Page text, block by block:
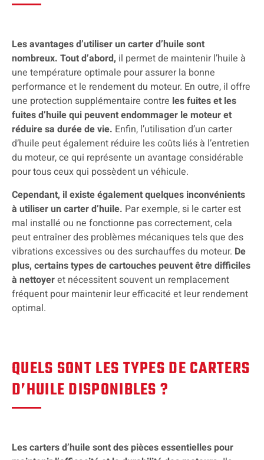
Les avantages d’utiliser un carter d’huile sont
nombreux. Tout d’abord, il permet de maintenir l’huile à
une température optimale pour assurer la bonne
performance et le rendement du moteur. En outre, il offre
une protection supplémentaire contre les fuites et les
fuites d’huile qui peuvent endommager le moteur et
réduire sa durée de vie. Enfin, l’utilisation d’un carter
d’huile peut également réduire les coûts liés à l’entretien
du moteur, ce qui représente un avantage considérable
pour tous ceux qui possèdent un véhicule.
Cependant, il existe également quelques inconvénients
à utiliser un carter d’huile. Par exemple, si le carter est
mal installé ou ne fonctionne pas correctement, cela
peut entraîner des problèmes mécaniques tels que des
vibrations excessives ou des surchauffes du moteur. De
plus, certains types de cartouches peuvent être difficiles
à nettoyeret nécessitent souvent un remplacement
fréquent pour maintenir leur efficacité et leur rendement
optimal.
QUELS SONT LES TYPES DE CARTERS
D’HUILE DISPONIBLES ?
Les carters d’huile sont des pièces essentielles pour